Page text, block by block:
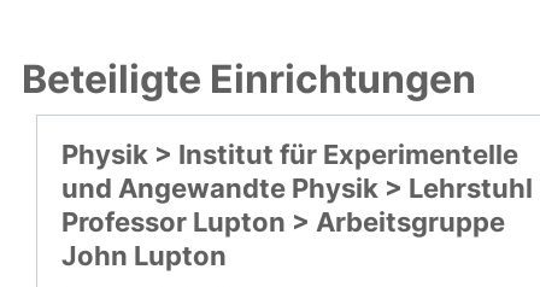
Beteiligte Einrichtungen
Physik > Institut für Experimentelle
und Angewandte Physik > Lehrstuhl
Professor Lupton > Arbeitsgruppe
John Lupton